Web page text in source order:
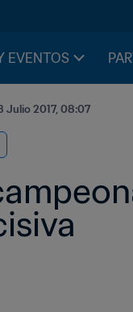
EVENTOS
Julio 2017, 08:07